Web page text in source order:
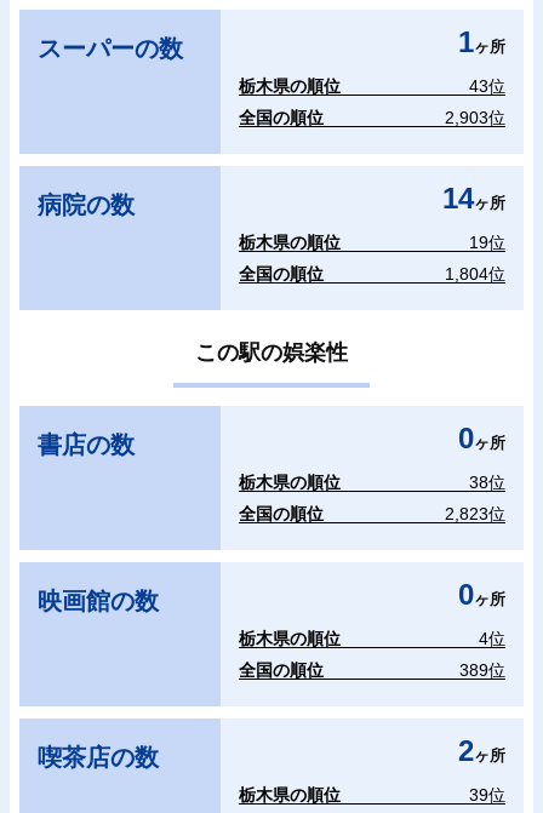
スーパーの数 1ヶ所
栃木県の順位
43位
全国の順位
2,903位
病院の数 14ヶ所
栃木県の順位
19位
全国の順位
1,804位
この駅の娯楽性
書店の数 0ヶ所
栃木県の順位
38位
全国の順位
2,823位
映画館の数 0ヶ所
栃木県の順位
4位
全国の順位
389位
喫茶店の数 2ヶ所
栃木県の順位
39位